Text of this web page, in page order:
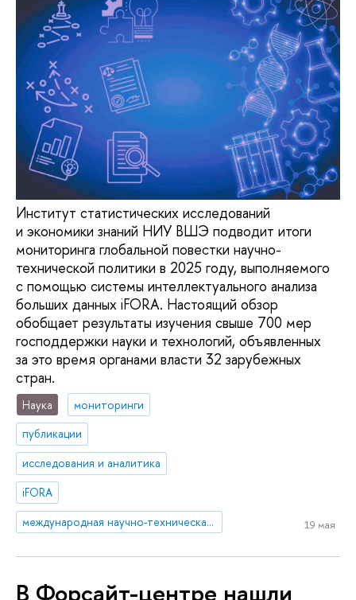
Институт статистических исследований
и экономики знаний НИУ ВШЭ подводит итоги
мониторинга глобальной повестки научно-
технической политики в 2025 году, выполняемого
с помощью системы интеллектуального анализа
больших данных iFORA. Настоящий обзор
обобщает результаты изучения свыше 700 мер
господдержки науки и технологий, объявленных
за это время органами власти 32 зарубежных
стран.
Наука
мониторинги
публикации
исследования и аналитика
iFORA
международная научно-техническая политика
19 мая
В Форсайт-центре нашли